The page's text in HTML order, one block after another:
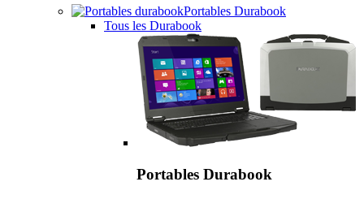
Portables Durabook
Tous les Durabook
Portables Durabook